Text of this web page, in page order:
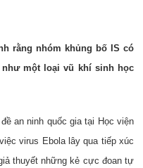
rằng nhóm khủng bố IS có
một loại vũ khí sinh học
an ninh quốc gia tại Học viện
virus Ebola lây qua tiếp xúc
thuyết những kẻ cực đoan tự